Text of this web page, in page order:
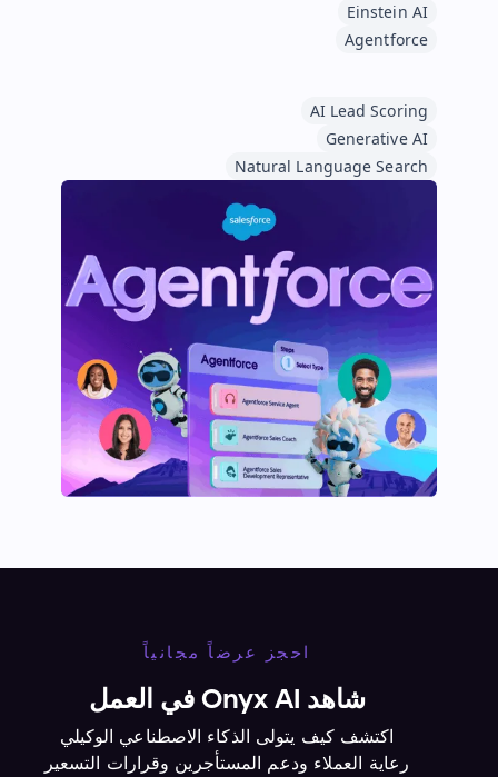
Einstein AI
Agentforce
AI Lead Scoring
Generative AI
Natural Language Search
احجز عرضاً مجانياً
شاهد Onyx AI في العمل
اكتشف كيف يتولى الذكاء الاصطناعي الوكيلي
رعاية العملاء ودعم المستأجرين وقرارات التسعير